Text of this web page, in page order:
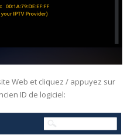
Web et cliquez / appuyez sur
ID de logiciel: